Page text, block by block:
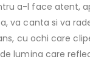
a-l face
va canta si va
cu ochi care
lumina care